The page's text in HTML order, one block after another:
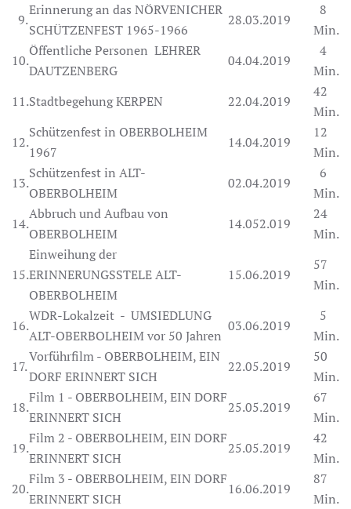
9.
Erinnerung an das NÖRVENICHER
SCHÜTZENFEST 1965-1966
28.03.2019
8
Min.
10.
Öffentliche Personen LEHRER
DAUTZENBERG
04.04.2019
4
Min.
11.Stadtbegehung KERPEN 22.04.2019
42
Min.
12.
Schützenfest in OBERBOLHEIM
1967
14.04.2019
12
Min.
13.
Schützenfest in ALT-
OBERBOLHEIM
02.04.2019
6
Min.
14.
Abbruch und Aufbau von
OBERBOLHEIM
14.052.019
24
Min.
15.
Einweihung der
ERINNERUNGSSTELE ALT-
OBERBOLHEIM
15.06.2019
57
Min.
16.
WDR-Lokalzeit - UMSIEDLUNG
ALT-OBERBOLHEIM vor 50 Jahren
03.06.2019
5
Min.
17.
Vorführfilm - OBERBOLHEIM, EIN
DORF ERINNERT SICH
22.05.2019
50
Min.
18.
Film 1 - OBERBOLHEIM, EIN DORF
ERINNERT SICH
25.05.2019
67
Min.
19.
Film 2 - OBERBOLHEIM, EIN DORF
ERINNERT SICH
25.05.2019
42
Min.
20.
Film 3 - OBERBOLHEIM, EIN DORF
ERINNERT SICH
16.06.2019
87
Min.